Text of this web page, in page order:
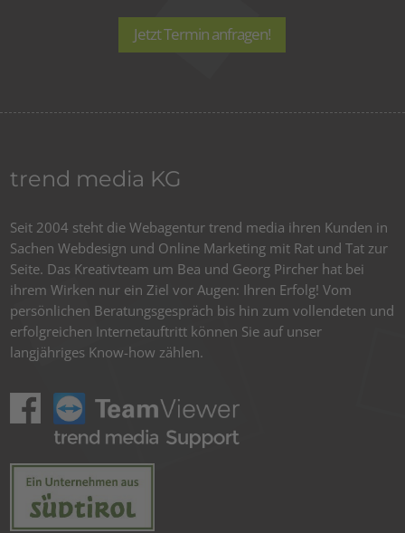
Jetzt Termin anfragen!
trend media KG
Seit 2004 steht die Webagentur trend media ihren Kunden in
Sachen Webdesign und Online Marketing mit Rat und Tat zur
Seite. Das Kreativteam um Bea und Georg Pircher hat bei
ihrem Wirken nur ein Ziel vor Augen: Ihren Erfolg! Vom
persönlichen Beratungsgespräch bis hin zum vollendeten und
erfolgreichen Internetauftritt können Sie auf unser
langjähriges Know-how zählen.